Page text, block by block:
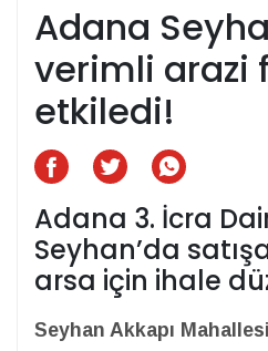
Adana
verimli arazi
etkiledi!
Adana 3. İcra
Seyhan’da
arsa için ihale
Seyhan Akkapı Mahallesi